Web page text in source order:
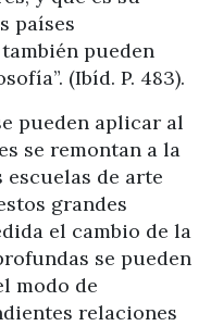
países
pueden
(Ibíd. P. 483).
pueden aplicar al
se remontan a la
escuelas de arte
grandes
el cambio de la
se pueden
modo de
relaciones